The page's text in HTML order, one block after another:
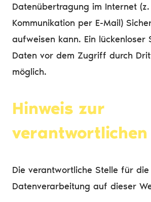
Datenübertragung im Internet
Kommunikation per E-Mail)
aufweisen kann. Ein lückenloser
Daten vor dem Zugriff durch
möglich.
Hinweis zur
verantwortlichen
Die verantwortliche Stelle für die
Datenverarbeitung auf dieser